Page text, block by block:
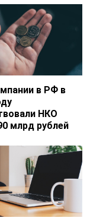
в РФ в
НКО
млрд рублей